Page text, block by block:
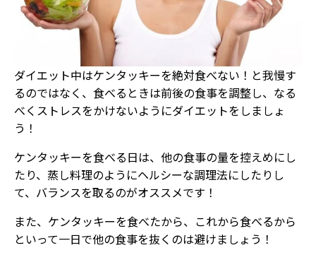
ダイエット中はケンタッキーを絶対食べない！と我慢す
るのではなく、食べるときは前後の食事を調整し、なる
べくストレスをかけないようにダイエットをしましょ
う！
ケンタッキーを食べる日は、他の食事の量を控えめにし
たり、蒸し料理のようにヘルシーな調理法にしたりし
て、バランスを取るのがオススメです！
また、ケンタッキーを食べたから、これから食べるから
といって一日で他の食事を抜くのは避けましょう！